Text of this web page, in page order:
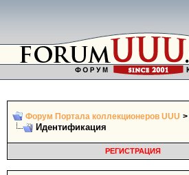
Форум Портала коллекционеров UUU >
Идентификация
РЕГИСТРАЦИЯ